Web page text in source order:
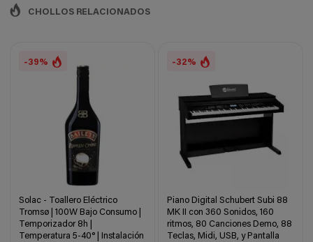
CHOLLOS RELACIONADOS
-39%
Solac - Toallero Eléctrico
Tromsø | 100W Bajo Consumo |
Temporizador 8h |
Temperatura 5-40° | Instalación
-32%
Piano Digital Schubert Subi 88
MK II con 360 Sonidos, 160
ritmos, 80 Canciones Demo, 88
Teclas, Midi, USB, y Pantalla